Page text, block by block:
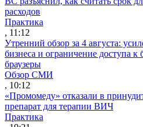
расходов
Практика
, 11:12
Утренний обзор за 4 августа:
бизнеса и ограничение доступа к
браузеры
Обзор СМИ
, 10:12
«Промомеду» отказали в
препарат для терапии ВИЧ
Практика